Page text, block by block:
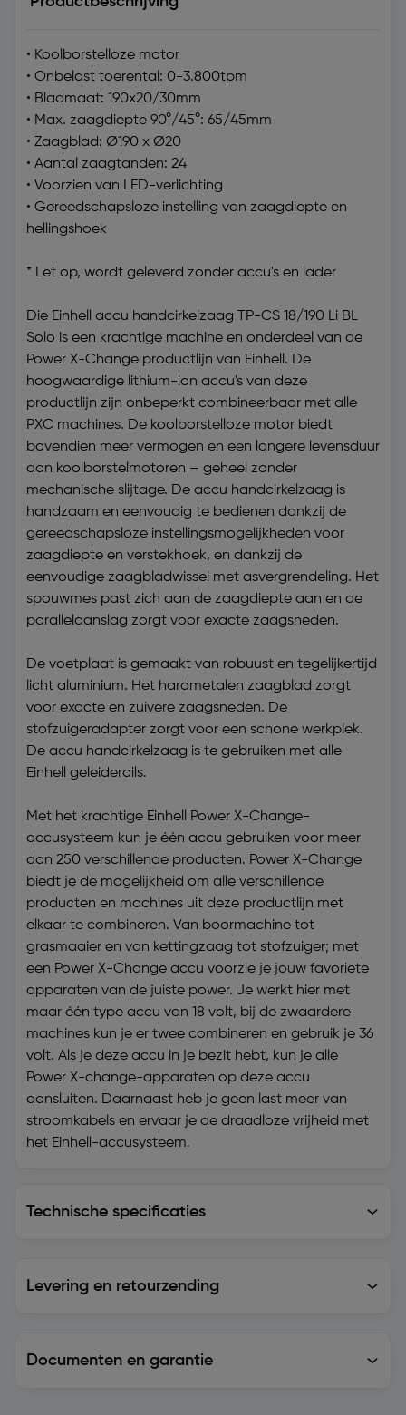
• Koolborstelloze motor
• Onbelast toerental: 0-3.800tpm
• Bladmaat: 190x20/30mm
• Max. zaagdiepte 90°/45°: 65/45mm
• Zaagblad: Ø190 x Ø20
• Aantal zaagtanden: 24
• Voorzien van LED-verlichting
• Gereedschapsloze instelling van zaagdiepte en
hellingshoek
* Let op, wordt geleverd zonder accu's en lader
Die Einhell accu handcirkelzaag TP-CS 18/190 Li BL
Solo is een krachtige machine en onderdeel van de
Power X-Change productlijn van Einhell. De
hoogwaardige lithium-ion accu's van deze
productlijn zijn onbeperkt combineerbaar met alle
PXC machines. De koolborstelloze motor biedt
bovendien meer vermogen en een langere levensduur
dan koolborstelmotoren – geheel zonder
mechanische slijtage. De accu handcirkelzaag is
handzaam en eenvoudig te bedienen dankzij de
gereedschapsloze instellingsmogelijkheden voor
zaagdiepte en verstekhoek, en dankzij de
eenvoudige zaagbladwissel met asvergrendeling. Het
spouwmes past zich aan de zaagdiepte aan en de
parallelaanslag zorgt voor exacte zaagsneden.
De voetplaat is gemaakt van robuust en tegelijkertijd
licht aluminium. Het hardmetalen zaagblad zorgt
voor exacte en zuivere zaagsneden. De
stofzuigeradapter zorgt voor een schone werkplek.
De accu handcirkelzaag is te gebruiken met alle
Einhell geleiderails.
Met het krachtige Einhell Power X-Change-
accusysteem kun je één accu gebruiken voor meer
dan 250 verschillende producten. Power X-Change
biedt je de mogelijkheid om alle verschillende
producten en machines uit deze productlijn met
elkaar te combineren. Van boormachine tot
grasmaaier en van kettingzaag tot stofzuiger; met
een Power X-Change accu voorzie je jouw favoriete
apparaten van de juiste power. Je werkt hier met
maar één type accu van 18 volt, bij de zwaardere
machines kun je er twee combineren en gebruik je 36
volt. Als je deze accu in je bezit hebt, kun je alle
Power X-change-apparaten op deze accu
aansluiten. Daarnaast heb je geen last meer van
stroomkabels en ervaar je de draadloze vrijheid met
het Einhell-accusysteem.
Technische specificaties
Levering en retourzending
Documenten en garantie